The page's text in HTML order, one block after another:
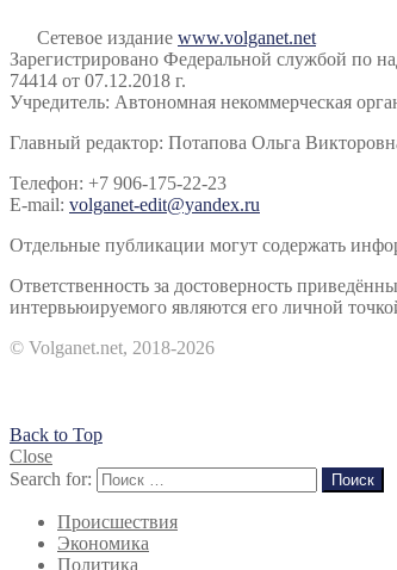
Сетевое издание www.volganet.net
Зарегистрировано Федеральной службой
74414 от 07.12.2018 г.
Учредитель: Автономная некоммерческая
Главный редактор: Потапова Ольга
Телефон: +7 906-175-22-23
E-mail: volganet-edit@yandex.ru
Отдельные публикации могут содержать
Ответственность за достоверность
интервьюируемого являются его личной
© Volganet.net, 2018-2026
Back to Top
Close
Search for:
Поиск
Происшествия
Экономика
Политика